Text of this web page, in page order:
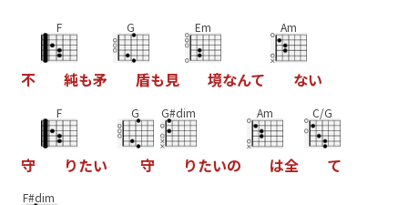
不
F
純も矛
G
盾も見
Em
境なんて
Am
ない
守
F
りたい
G
守
G#dim
りたいの
Am
は全
C/G
て
F#dim